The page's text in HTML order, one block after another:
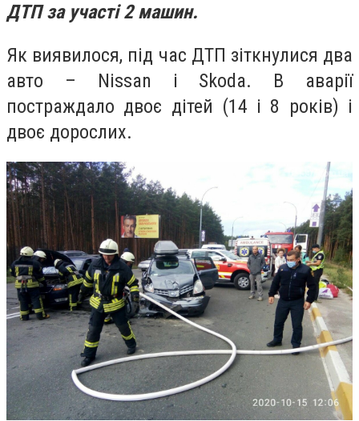
ДТП за участі 2 машин.
Як виявилося, під час ДТП зіткнулися два
авто – Nissan і Skoda. В аварії
постраждало двоє дітей (14 і 8 років) і
двоє дорослих.